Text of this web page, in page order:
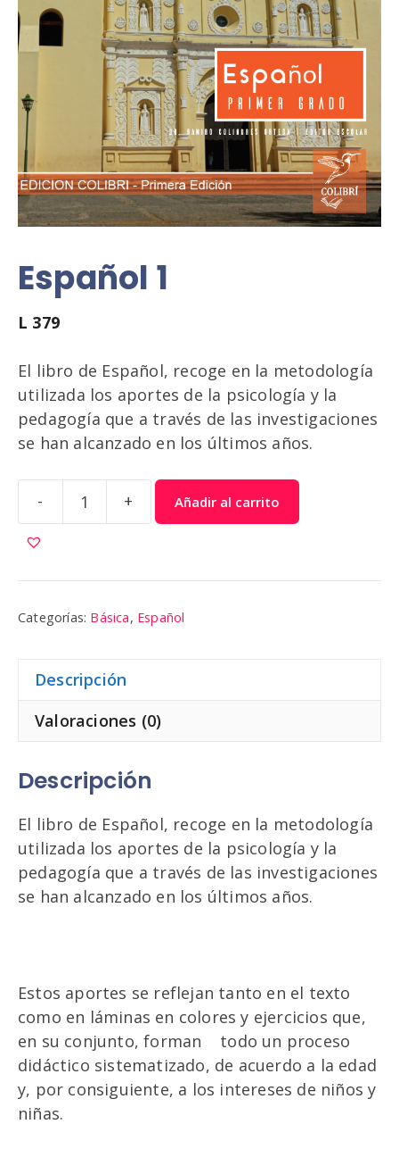
Español 1
L 379
El libro de Español, recoge en la metodología
utilizada los aportes de la psicología y la
pedagogía que a través de las investigaciones
se han alcanzado en los últimos años.
-
Español
+ Añadir al carrito
Categorías: Básica, Español
Descripción
Valoraciones (0)
Descripción
El libro de Español, recoge en la metodología
utilizada los aportes de la psicología y la
pedagogía que a través de las investigaciones
se han alcanzado en los últimos años.
Estos aportes se reflejan tanto en el texto
como en láminas en colores y ejercicios que,
en su conjunto, forman todo un proceso
didáctico sistematizado, de acuerdo a la edad
y, por consiguiente, a los intereses de niños y
niñas.